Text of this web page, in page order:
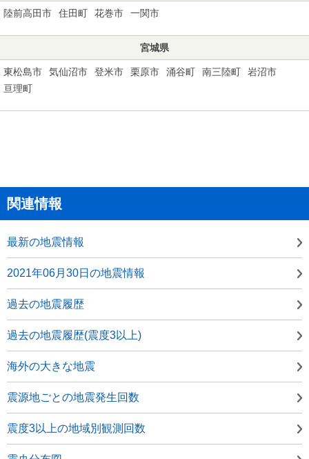
陸前高田市 住田町 花巻市 一関市
宮城県
東松島市 気仙沼市 登米市 栗原市 涌谷町 南三陸町
岩沼市
亘理町
関連情報
最新の地震情報
2021年06月30日の地震情報
過去の地震履歴
過去の地震履歴(震度3以上)
海外の大きな地震
震源地ごとの地震発生回数
震度3以上の地域別観測回数